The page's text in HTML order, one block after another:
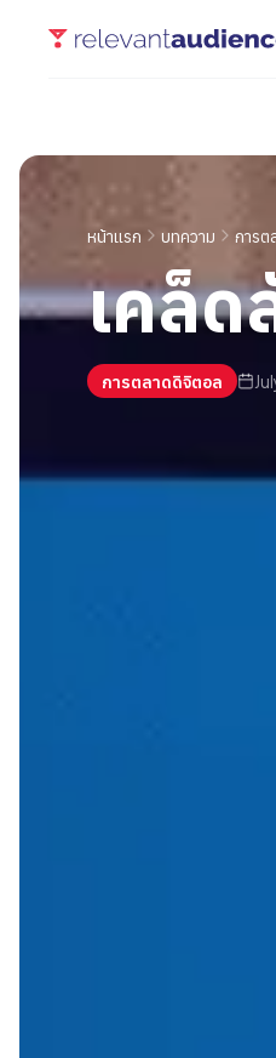
หน้าแรก บทความ การต
เคล็ด
การตลาดดิจิตอล